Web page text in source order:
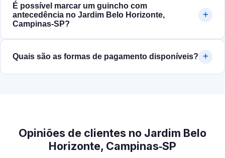
É possível marcar um guincho com
antecedência no Jardim Belo Horizonte,
Campinas‑SP?
Quais são as formas de pagamento disponíveis?
Opiniões de clientes no Jardim Belo
Horizonte, Campinas‑SP